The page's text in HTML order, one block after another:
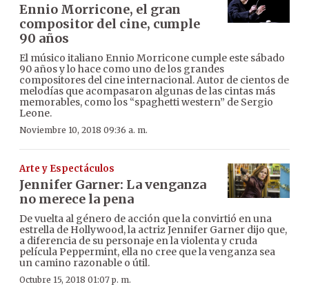
Ennio Morricone, el gran
compositor del cine, cumple
90 años
El músico italiano Ennio Morricone cumple este sábado
90 años y lo hace como uno de los grandes
compositores del cine internacional. Autor de cientos de
melodías que acompasaron algunas de las cintas más
memorables, como los “spaghetti western” de Sergio
Leone.
Noviembre 10, 2018 09:36 a. m.
Arte y Espectáculos
Jennifer Garner: La venganza
no merece la pena
De vuelta al género de acción que la convirtió en una
estrella de Hollywood, la actriz Jennifer Garner dijo que,
a diferencia de su personaje en la violenta y cruda
película Peppermint, ella no cree que la venganza sea
un camino razonable o útil.
Octubre 15, 2018 01:07 p. m.